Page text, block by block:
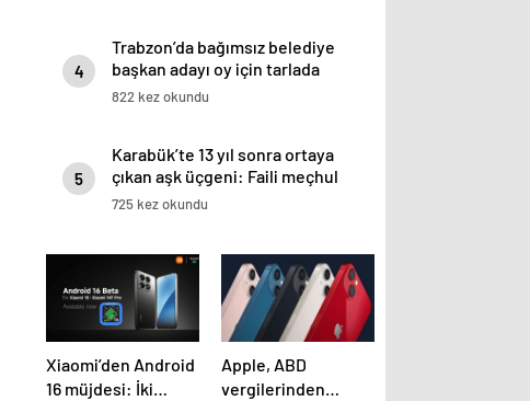
4
Trabzon’da bağımsız belediye
başkan adayı oy için tarlada
belleme yapıyor
822 kez okundu
5
Karabük’te 13 yıl sonra ortaya
çıkan aşk üçgeni: Faili meçhul
cinayetin sırrını çözdürdü
725 kez okundu
Xiaomi’den Android
16 müjdesi: İki
Apple, ABD
vergilerinden